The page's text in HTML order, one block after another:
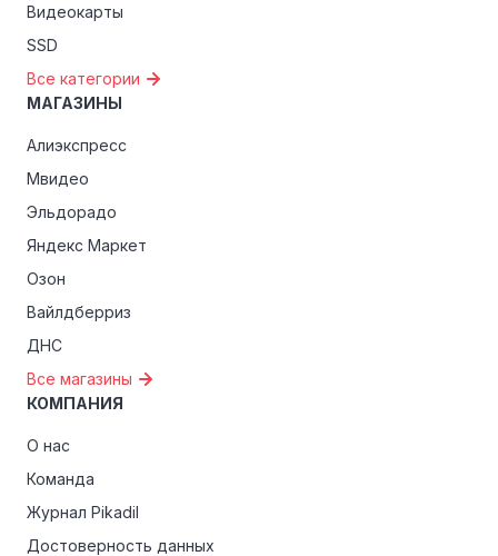
Видеокарты
SSD
Все категории
МАГАЗИНЫ
Алиэкспресс
Мвидео
Эльдорадо
Яндекс Маркет
Озон
Вайлдберриз
ДНС
Все магазины
КОМПАНИЯ
О нас
Команда
Журнал Pikadil
Достоверность данных